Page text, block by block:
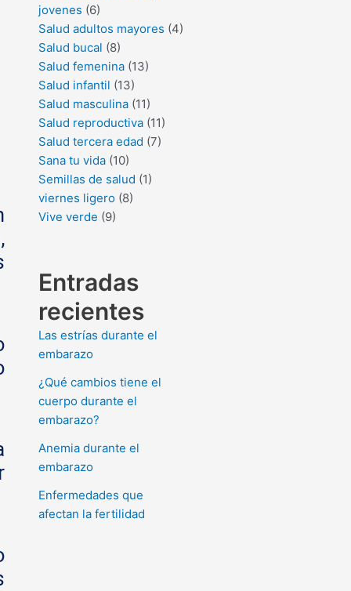
jovenes (6)
Salud adultos mayores (4)
Salud bucal (8)
Salud femenina(13)
Salud infantil (13)
Salud masculina(11)
Salud reproductiva(11)
Salud tercera edad (7)
Sana tu vida(10)
Semillas de salud (1)
viernes ligero(8)
Vive verde (9)
Entradas
recientes
Las estrías durante el
embarazo
¿Qué cambios tiene el
cuerpo durante el
embarazo?
Anemia durante el
embarazo
Enfermedades que
afectan la fertilidad